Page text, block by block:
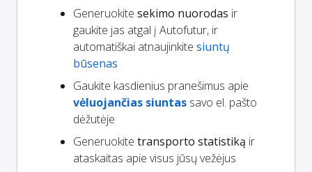
Generuokite sekimo nuorodas ir
gaukite jas atgal į Autofutur, ir
automatiškai atnaujinkite siuntų
būsenas
Gaukite kasdienius pranešimus apie
vėluojančias siuntas savo el. pašto
dėžutėje
Generuokite transporto statistiką ir
ataskaitas apie visus jūsų vežėjus